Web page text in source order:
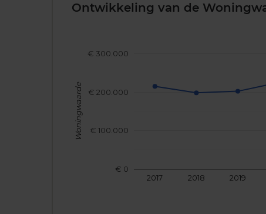
Ontwikkeling van de
2017 2018 2019
€ 0
€ 100.000
€ 200.000
€ 300.000
Woningwaarde